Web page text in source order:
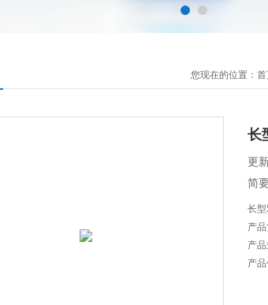
您现在的位置：
长
更
简
长
产
产
产